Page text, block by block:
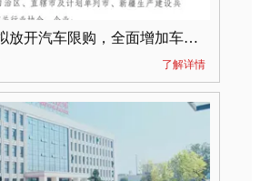
重磅！发改委拟放开汽车限购，全面增加车牌指标
了解详情